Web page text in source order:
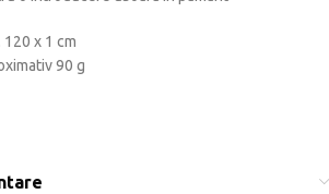
120 x 1 cm
90 g